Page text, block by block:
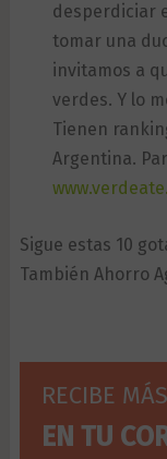
desperdiciar
tomar una
invitamos a
verdes. Y lo
Tienen
Argentina.
Sigue estas 10
También Ahorro
RECIBE
EN TU